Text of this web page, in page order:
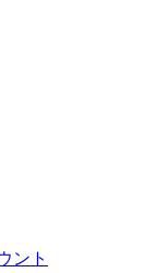
ント